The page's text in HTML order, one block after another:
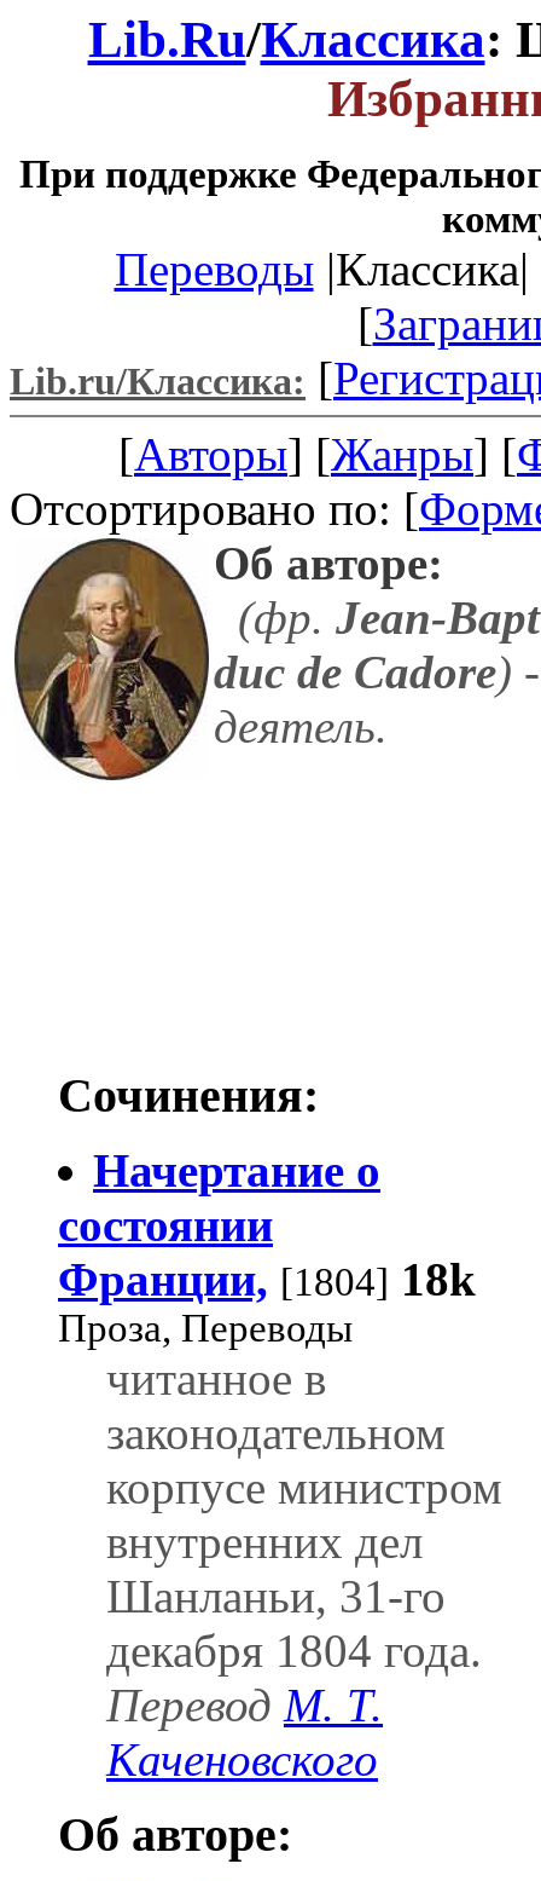
Lib.Ru/Классика:
При поддержке
Переводы
[
Lib.ru/Классика: [
[Авторы] [Жанры] [
Отсортировано по: [
Об авторе:
(фр. Jean-
duc de Cadore)
деятель.
Сочинения:
Начертание о
состоянии
Франции, [1804] 18k
Проза, Переводы
читанное в
законодательном
корпусе министром
внутренних дел
Шанланьи, 31-го
декабря 1804 года.
Перевод М. Т.
Каченовского
Об авторе: